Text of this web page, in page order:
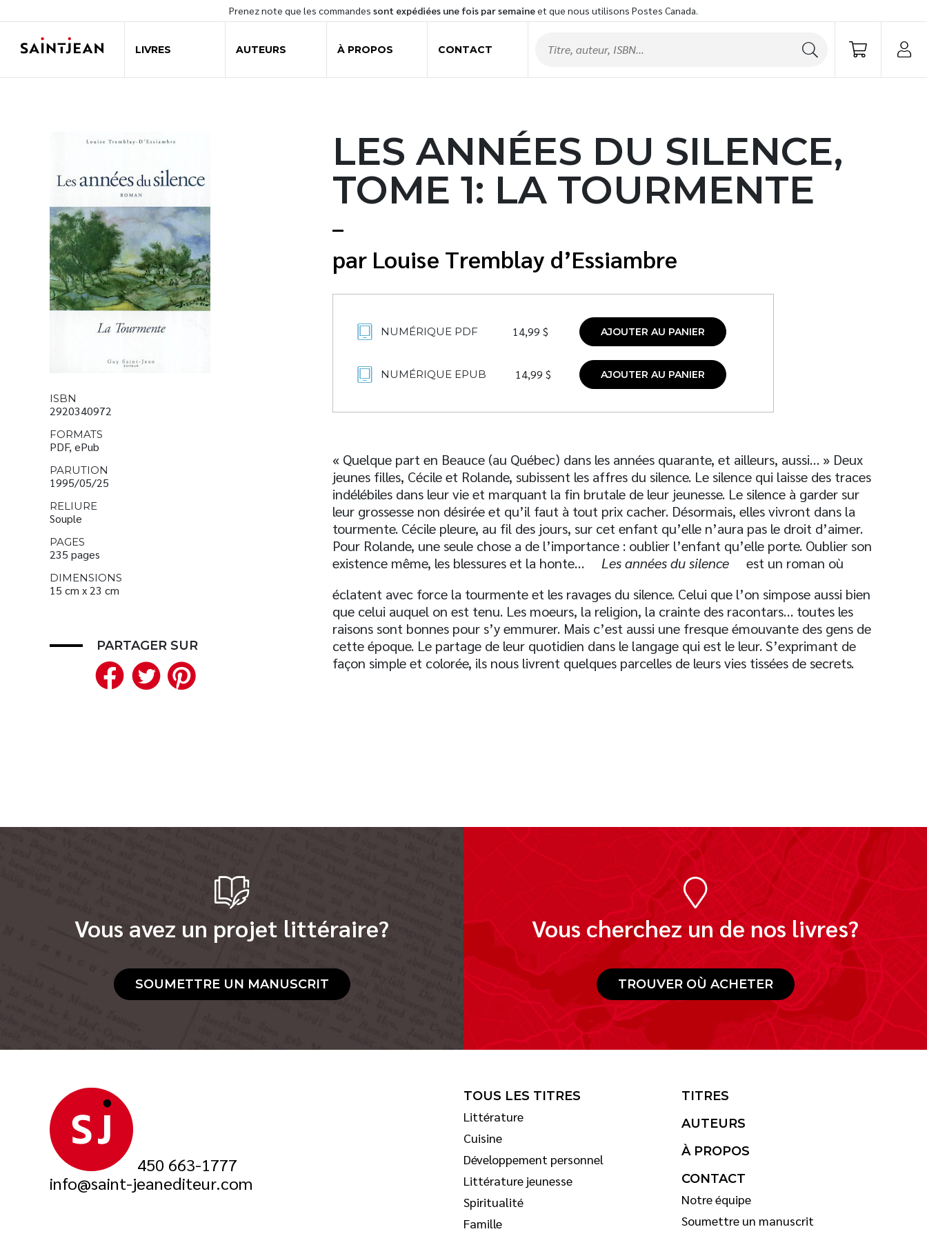
Prenez note que les commandes sont expédiées une fois par semaineet que nous utilisons Postes Canada.
LIVRES AUTEURS À PROPOS CONTACT
LES ANNÉES DU SILENCE,
TOME 1: LA TOURMENTE
Louise Tremblay d’Essiambre
NUMÉRIQUE PDF 14,99 $ AJOUTER AU PANIER
NUMÉRIQUE EPUB 14,99 $ AJOUTER AU PANIER
« Quelque part en Beauce (au Québec) dans les années quarante, et ailleurs, aussi… » Deux
jeunes filles, Cécile et Rolande, subissent les affres du silence. Le silence qui laisse des traces
indélébiles dans leur vie et marquant la fin brutale de leur jeunesse. Le silence à garder sur
leur grossesse non désirée et qu’il faut à tout prix cacher. Désormais, elles vivront dans la
tourmente. Cécile pleure, au fil des jours, sur cet enfant qu’elle n’aura pas le droit d’aimer.
Pour Rolande, une seule chose a de l’importance : oublier l’enfant qu’elle porte. Oublier son
existence même, les blessures et la honte…
Les années du silence
est un roman où
éclatent avec force la tourmente et les ravages du silence. Celui que l’on simpose aussi bien
que celui auquel on est tenu. Les moeurs, la religion, la crainte des racontars… toutes les
raisons sont bonnes pour s’y emmurer. Mais c’est aussi une fresque émouvante des gens de
cette époque. Le partage de leur quotidien dans le langage qui est le leur. S’exprimant de
façon simple et colorée, ils nous livrent quelques parcelles de leurs vies tissées de secrets.
ISBN
2920340972
FORMATS
PDF, ePub
PARUTION
1995/05/25
RELIURE
Souple
PAGES
235 pages
DIMENSIONS
15 cm x 23 cm
PARTAGER SUR
Facebook
Twitter
Vous avez un projet littéraire?
SOUMETTRE UN MANUSCRIT
Vous cherchez un de nos livres?
TROUVER OÙ ACHETER
450 663-1777
info@saint-jeanediteur.com
TOUS LES TITRES
Littérature
Cuisine
Développement personnel
Littérature jeunesse
Spiritualité
Famille
TITRES
AUTEURS
À PROPOS
CONTACT
Notre équipe
Soumettre un manuscrit